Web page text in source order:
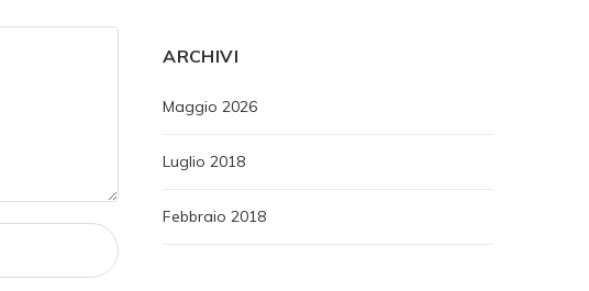
ARCHIVI
Maggio 2026
Luglio 2018
Febbraio 2018